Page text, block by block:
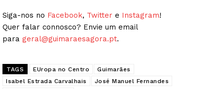
Siga-nos no Facebook, Twitter e Instagram!
Quer falar connosco? Envie um email
para geral@guimaraesagora.pt.
TAGS EUropa no Centro
Guimarães
Isabel Estrada Carvalhais
José Manuel Fernandes